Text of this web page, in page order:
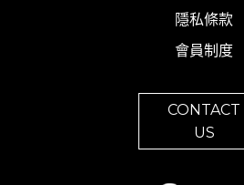
隱私條款
會員制度
CONTACT
US